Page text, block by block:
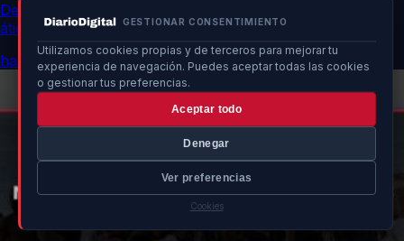
GESTIONAR CONSENTIMIENTO
Utilizamos cookies propias y de terceros para mejorar tu
experiencia de navegación. Puedes aceptar todas las cookies
o gestionar tus preferencias.
Aceptar todo
Denegar
Ver preferencias
Cookies
Delegado en Madrid alerta a Ayuso sobre polémica por
áticos y pelotazos
hace 1h